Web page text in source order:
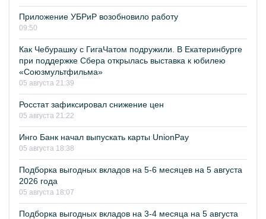
Приложение УБРиР возобновило работу
09:50
Как Чебурашку с ГигаЧатом подружили. В Екатеринбурге
при поддержке Сбера открылась выставка к юбилею
«Союзмультфильма»
05 августа 21:39
Росстат зафиксировал снижение цен
05 августа 21:22
Инго Банк начал выпускать карты UnionPay
05 августа 18:38
Подборка выгодных вкладов на 5-6 месяцев на 5 августа
2026 года
05 августа 18:07
Подборка выгодных вкладов на 3-4 месяца на 5 августа